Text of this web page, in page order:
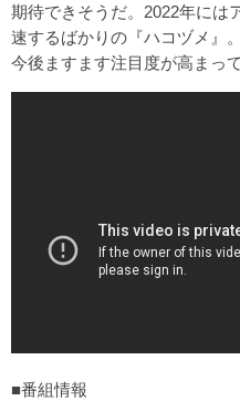
期待できそうだ。2022年には
速するばかりの『ハコヅメ』
今後ますます注目度が高まっ
■番組情報